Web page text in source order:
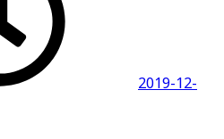
2019-12-